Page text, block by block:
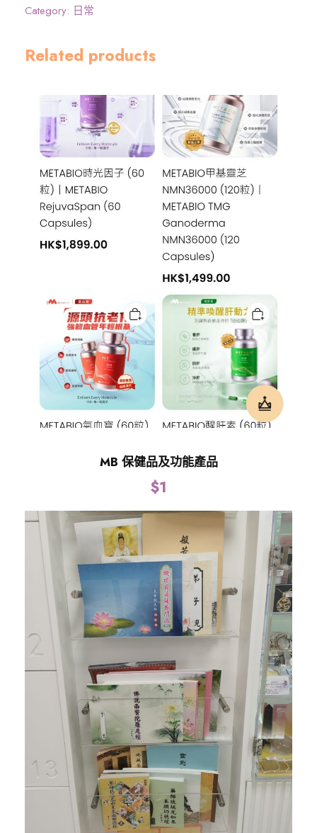
~
健
Category: 日常
Related products
MB 保健品及功能產品
$1